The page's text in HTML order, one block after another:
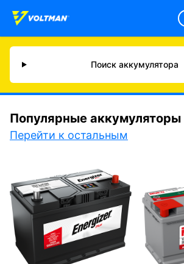
Поиск аккумулятора
Популярные аккумуляторы
Перейти к остальным